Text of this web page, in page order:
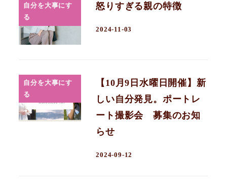
自分を大事にす
る
怒りすぎる親の特徴
2024-11-03
自分を大事にす
る
【10月9日水曜日開催】新
しい自分発見。ポートレ
ート撮影会 募集のお知
らせ
2024-09-12